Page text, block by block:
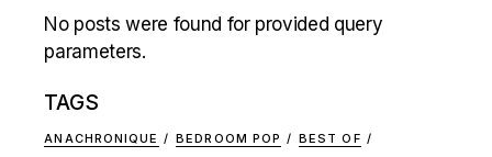
No posts were found for provided query
parameters.
TAGS
ANACHRONIQUE BEDROOM POP
BEST OF